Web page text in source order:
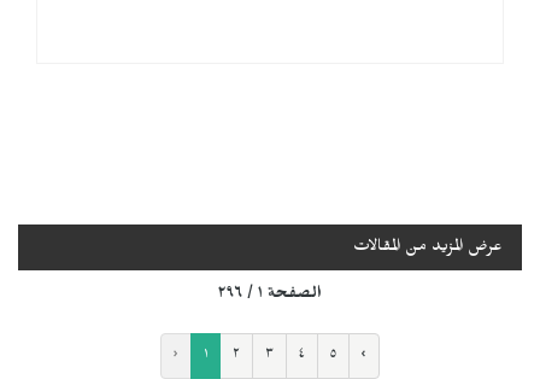
عرض المزيد من المقالات
الصفحة ١ / ٢٩٦
‹ ١ ٢ ٣ ٤ ٥ ›